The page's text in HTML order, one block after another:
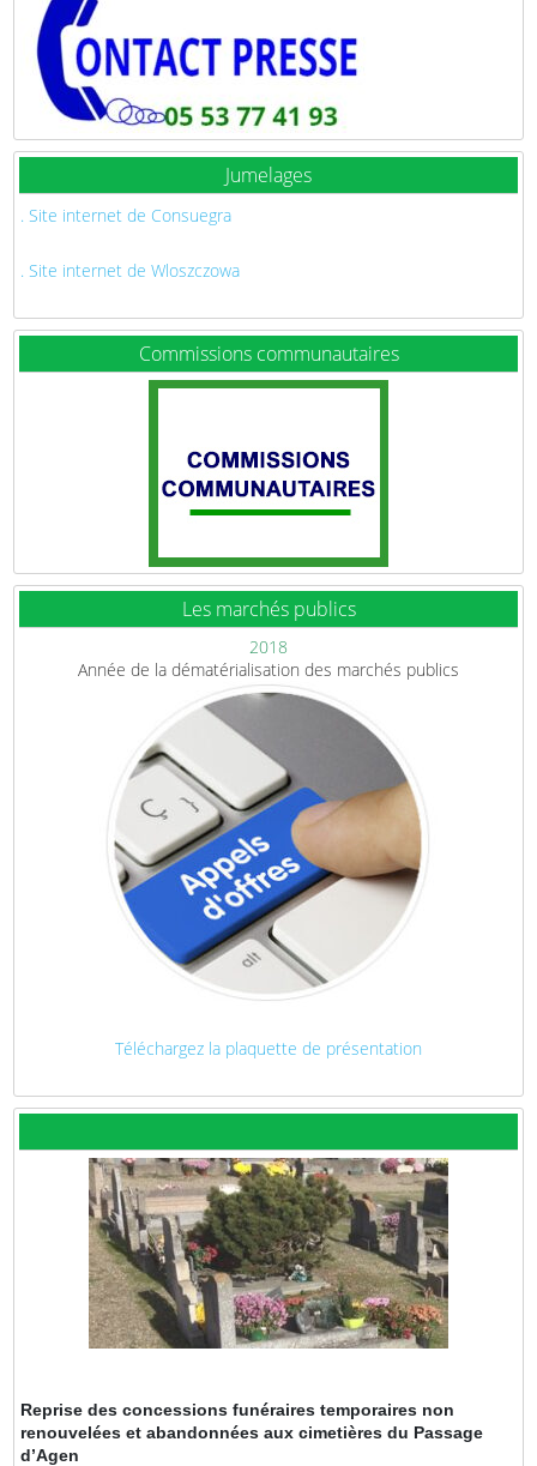
Jumelages
. Site internet de Consuegra
. Site internet de Wloszczowa
Commissions communautaires
Les marchés publics
2018
Année de la dématérialisation des marchés publics
Téléchargez la plaquette de présentation
Reprise des concessions funéraires temporaires non
renouvelées et abandonnées aux cimetières du Passage
d’Agen